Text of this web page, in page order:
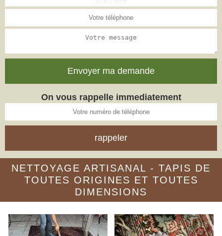
On vous rappelle immediatement
NETTOYAGE ARTISANAL - TAPIS DE
TOUTES ORIGINES ET TOUTES
DIMENSIONS